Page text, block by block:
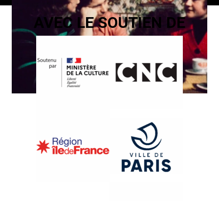
DER GEKAUFTE TRAUM
Helga Reidemeister
Eduard Gernart
AVEC LE SOUTIEN DE